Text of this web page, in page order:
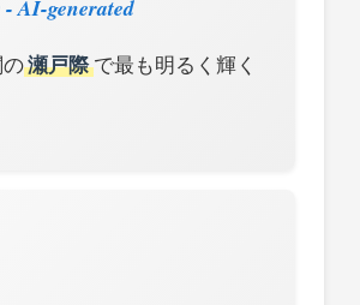
- AI-generated
瀬戸際で最も明るく輝く